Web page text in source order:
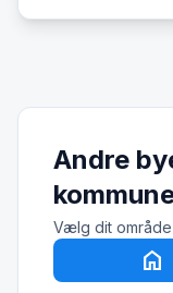
Andre
Vælg dit
home